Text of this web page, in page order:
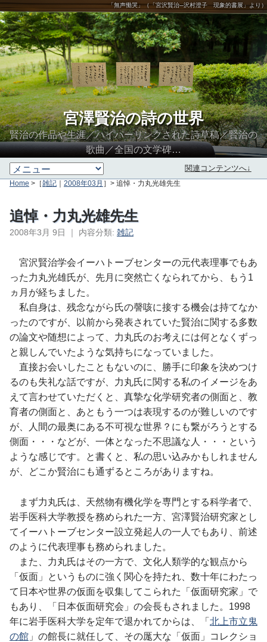
「無声慟哭」（「宮沢賢治─沢村澄子 現象的書展」より）
宮澤賢治の詩の世界
賢治の作品や生涯／ハイパーリンクされた詩草稿／賢治の
歌曲／全国の文学碑…
関連コンテンツへ↓
Home >［雑記 ｜ 2008年03月 ］> 追悼・力丸光雄先生
追悼・力丸光雄先生
2008年3月 9日 ｜ 内容分類: 雑記
宮沢賢治学会イーハトーブセンターの元代表理事でもあ
った力丸光雄氏が、先月に突然亡くなられてから、もう1
ヵ月が経ちました。
私自身は、残念ながら氏の謦咳に接する機会は持てなか
ったのですが、以前から発表されていた賢治に関する多数
の論文や随想によって、力丸氏のお考えには何となくずっ
と親しんでいたような気持ちになっていました。
直接お会いしたこともないのに、勝手に印象を決めつけ
るのも失礼な話ですが、力丸氏に関する私のイメージをあ
えて言わせていただくと、真摯な化学研究者の側面と、教
育者の側面と、あともう一つは表現するのが難しいのです
が、人間の最奥にある不可視な世界？にも繋がろうとする
側面・・・などが、一体となった不思議な人・・・という
ような感じです。と書くと、私の思い込みかもしれません
が、どこか賢治にも通ずるところがありますね。
まず力丸氏は、天然物有機化学を専門とする科学者で、
岩手医科大学教授を務められた一方、宮澤賢治研究家とし
てイーハトーブセンター設立発起人の一人でもあり、前述
のように代表理事も務められました。
また、力丸氏はその一方で、文化人類学的な観点から
「仮面」というものに強く関心を持たれ、数十年にわたっ
て日本や世界の仮面を収集してこられた「仮面研究家」で
もあり、「日本仮面研究会」の会長もされました。1998
年に岩手医科大学を定年で退かれてからは、「 北上市立鬼
の館 」の館長に就任して、その厖大な「仮面」コレクショ